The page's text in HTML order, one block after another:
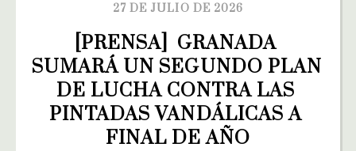
27 DE JULIO DE 2026
[PRENSA]  GRANADA
SUMARÁ UN SEGUNDO PLAN
DE LUCHA CONTRA LAS
PINTADAS VANDÁLICAS A
FINAL DE AÑO